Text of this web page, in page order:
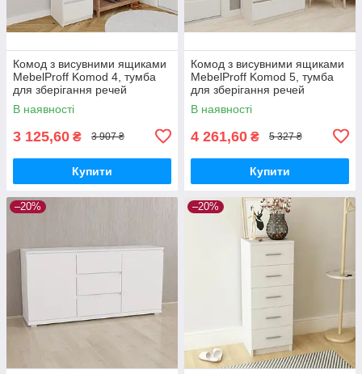
Комод з висувними ящиками
MebelProff Komod 4, тумба
для зберігання речей
В наявності
3 125,60 ₴ 3 907 ₴
Купити
Комод з висувними ящиками
MebelProff Komod 5, тумба
для зберігання речей
В наявності
4 261,60 ₴ 5 327 ₴
Купити
–20% –20%